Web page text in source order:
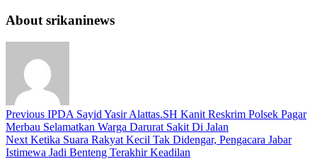
About srikaninews
Previous IPDA Sayid Yasir Alattas.SH Kanit Reskrim Polsek Pagar
Merbau Selamatkan Warga Darurat Sakit Di Jalan
Next Ketika Suara Rakyat Kecil Tak Didengar, Pengacara Jabar
Istimewa Jadi Benteng Terakhir Keadilan